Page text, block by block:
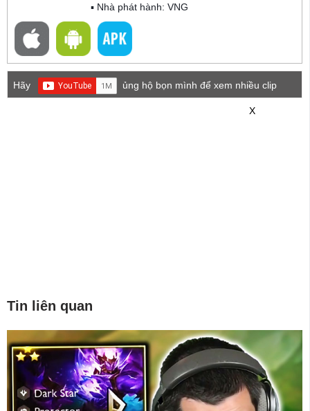
▪ Nhà phát hành: VNG
Hãy
ủng hộ bọn mình để xem nhiều clip
X
Tin liên quan